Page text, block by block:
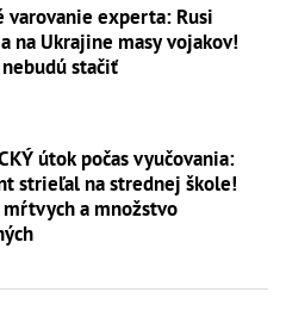
varovanie experta: Rusi
na Ukrajine masy vojakov!
stačiť
útok počas vyučovania:
strieľal na strednej škole!
mŕtvych a množstvo